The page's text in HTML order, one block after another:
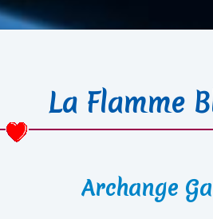
La Flamme
Archange